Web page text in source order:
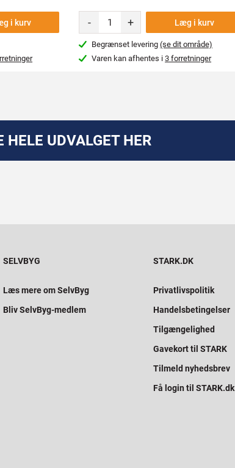
i kurv - + Læg i kurv
Begrænset levering(se dit område)
Varen kan afhentes i3 forretninger
HELE UDVALGET HER
SELVBYG
Læs mere om SelvByg
Bliv SelvByg-medlem
STARK.DK
Privatlivspolitik
Handelsbetingelser
Tilgængelighed
Gavekort til STARK
Tilmeld nyhedsbrev
Få login til STARK.dk